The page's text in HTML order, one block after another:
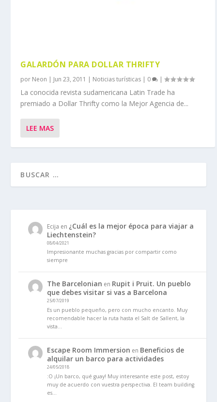
GALARDÓN PARA DOLLAR THRIFTY
por Neon | Jun 23, 2011 | Noticias turísticas | 0 |
La conocida revista sudamericana Latin Trade ha
premiado a Dollar Thrifty como la Mejor Agencia de...
LEE MAS
Ecija en ¿Cuál es la mejor época para viajar a
Liechtenstein?
08/04/2021
Impresionante muchas gracias por compartir como
siempre
The Barcelonian en Rupit i Pruit. Un pueblo
que debes visitar si vas a Barcelona
25/07/2019
Es un pueblo pequeño, pero con mucho encanto. Muy
recomendable hacer la ruta hasta el Salt de Sallent, la
vista…
Escape Room Immersion en Beneficios de
alquilar un barco para actividades
24/05/2018
:O ¡Un barco, qué guay! Muy interesante este post, estoy
muy de acuerdo con vuestra perspectiva. El team building
es…